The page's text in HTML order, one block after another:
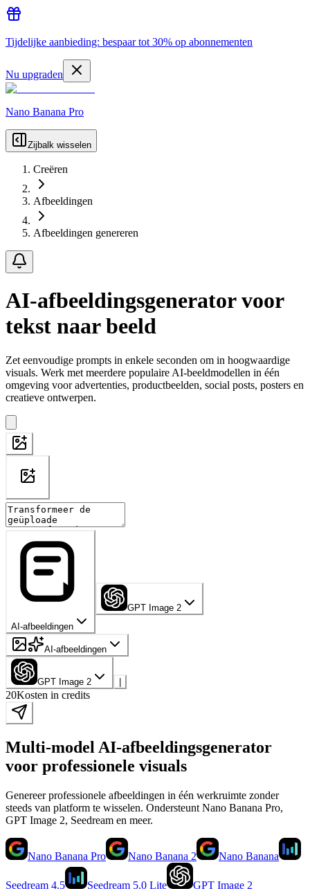
Tijdelijke aanbieding: bespaar tot 30% op abonnementen
Nu upgraden
Nano Banana Pro
Zijbalk wisselen
Creëren
Afbeeldingen
Afbeeldingen genereren
AI-afbeeldingsgenerator voor
tekst naar beeld
Zet eenvoudige prompts in enkele seconden om in hoogwaardige
visuals. Werk met meerdere populaire AI-beeldmodellen in één
omgeving voor advertenties, productbeelden, social posts, posters en
creatieve ontwerpen.
AI-afbeeldingen
GPT Image 2
AI-afbeeldingen
GPT Image 2
20Kosten in credits
Multi-model AI-afbeeldingsgenerator
voor professionele visuals
Genereer professionele afbeeldingen in één werkruimte zonder
steeds van platform te wisselen. Ondersteunt Nano Banana Pro,
GPT Image 2, Seedream en meer.
Nano Banana Pro Nano Banana 2 Nano Banana
Seedream 4.5 Seedream 5.0 Lite GPT Image 2